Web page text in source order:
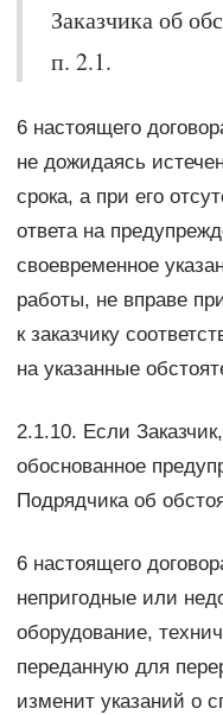
Заказчика об
п. 2.1.
6 настоящего
не дожидаясь
срока, а при его
ответа на
своевременное
работы, не вправе
к заказчику
на указанные
2.1.10. Если
обоснованное
Подрядчика об
6 настоящего
непригодные или
оборудование,
переданную для
изменит указаний о